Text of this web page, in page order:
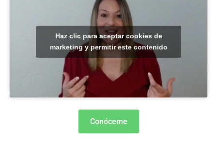
Haz clic para aceptar cookies de
marketing y permitir este contenido
Conóceme